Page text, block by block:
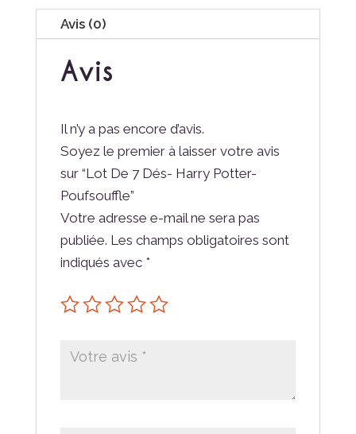
Avis (0)
Avis
Il n’y a pas encore d’avis.
Soyez le premier à laisser votre avis
sur “Lot De 7 Dés- Harry Potter-
Poufsouffle”
Votre adresse e-mail ne sera pas
publiée. Les champs obligatoires sont
indiqués avec *